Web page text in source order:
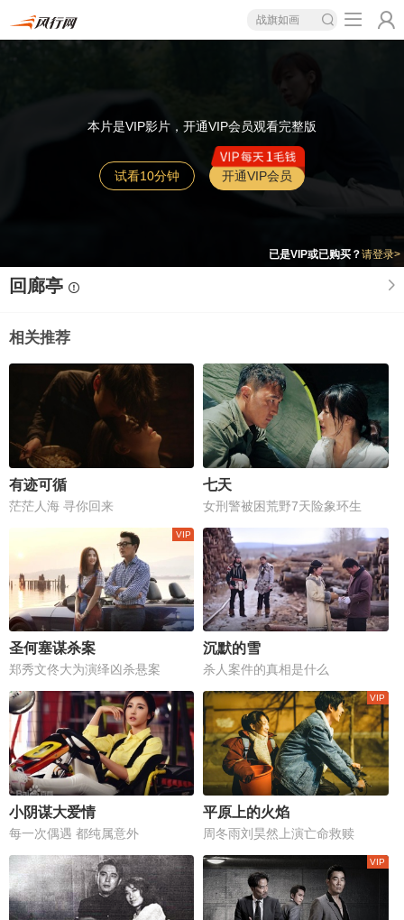
战旗如画
本片是VIP影片，开通VIP会员观看完整版
试看10分钟 开通VIP会员
已是VIP或已购买？请登录>
回廊亭
相关推荐
有迹可循
茫茫人海 寻你回来
七天
女刑警被困荒野7天险象环生
圣何塞谋杀案
郑秀文佟大为演绎凶杀悬案
沉默的雪
杀人案件的真相是什么
小阴谋大爱情
每一次偶遇 都纯属意外
平原上的火焰
周冬雨刘昊然上演亡命救赎